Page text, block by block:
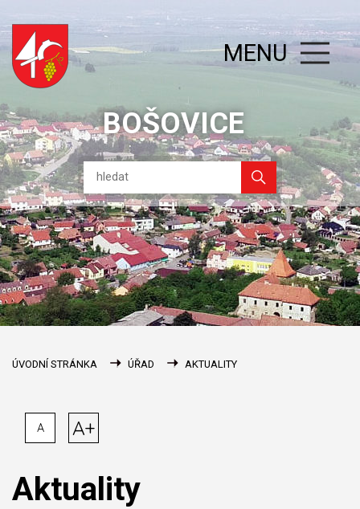
BOŠOVICE
MENU
ÚVODNÍ STRÁNKA ÚŘAD AKTUALITY
A A+
Aktuality